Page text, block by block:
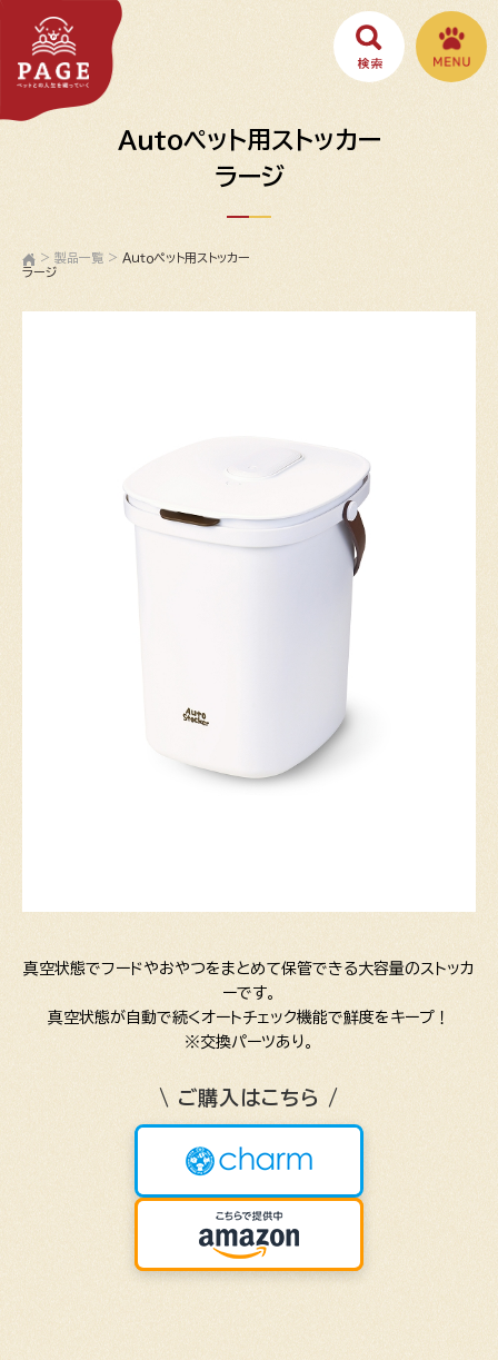
Ａｕｔｏペット用ストッカー
ラージ
> 製品一覧 > Ａｕｔｏペット用ストッカー
ラージ
真空状態でフードやおやつをまとめて保管できる大容量のストッカ
ーです。
真空状態が自動で続くオートチェック機能で鮮度をキープ！
※交換パーツあり。
\ ご購入はこちら /